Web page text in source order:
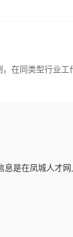
在同类型行业工
是在凤城人才网